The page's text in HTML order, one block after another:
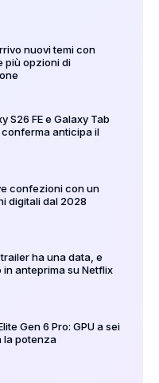
nuovi temi con
più opzioni di
S26 FE e Galaxy Tab
conferma anticipa il
confezioni con un
digitali dal 2028
ha una data, e
anteprima su Netflix
Gen 6 Pro: GPU a sei
la potenza